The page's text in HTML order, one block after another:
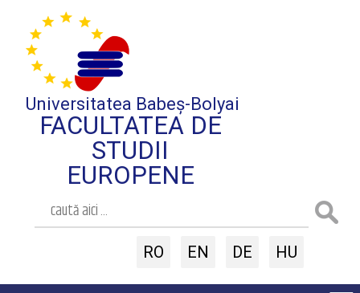
Universitatea Babeș-Bolyai
FACULTATEA DE
STUDII
EUROPENE
RO EN DE HU